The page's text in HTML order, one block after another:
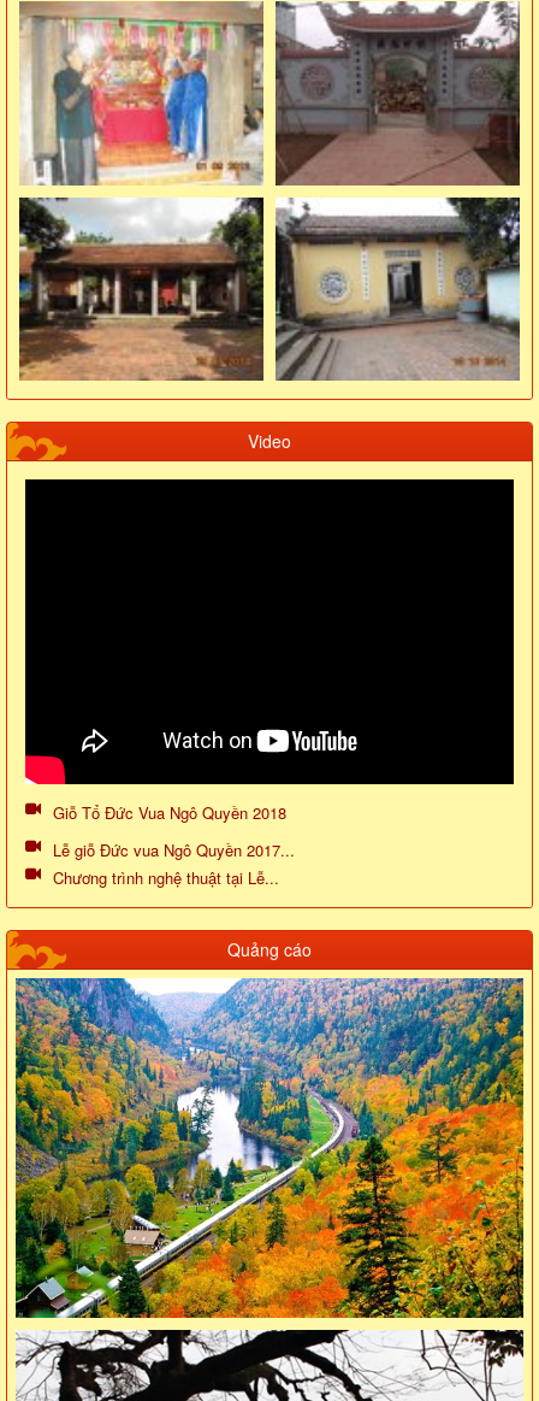
Video
Giỗ Tổ Đức Vua Ngô Quyền 2018
Lễ giỗ Đức vua Ngô Quyền 2017...
Chương trình nghệ thuật tại Lễ...
Quảng cáo